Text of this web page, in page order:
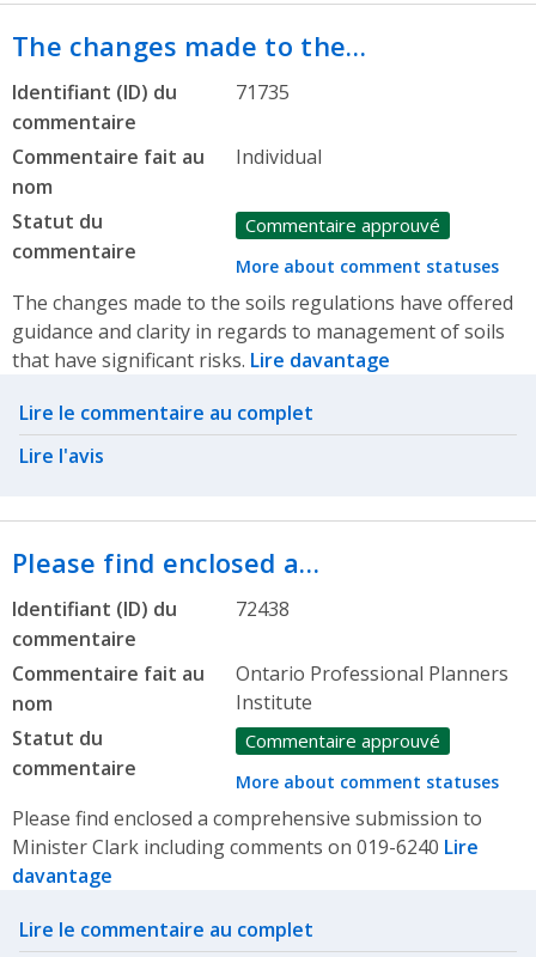
The changes made to the…
Identifiant (ID) du
commentaire
71735
Commentaire fait au
nom
Individual
Statut du
commentaire
Commentaire approuvé
More about comment statuses
The changes made to the soils regulations have offered
guidance and clarity in regards to management of soils
that have significant risks. Lire davantage
Related actions
Lire le commentaire au complet
Lire l'avis
Please find enclosed a…
Identifiant (ID) du
commentaire
72438
Commentaire fait au
nom
Ontario Professional Planners
Institute
Statut du
commentaire
Commentaire approuvé
More about comment statuses
Please find enclosed a comprehensive submission to
Minister Clark including comments on 019-6240 Lire
davantage
Related actions
Lire le commentaire au complet